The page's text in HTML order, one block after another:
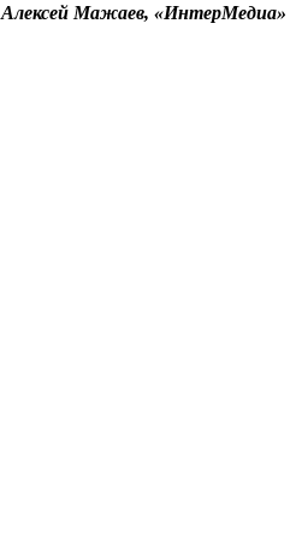
Алексей Мажаев, «ИнтерМедиа»